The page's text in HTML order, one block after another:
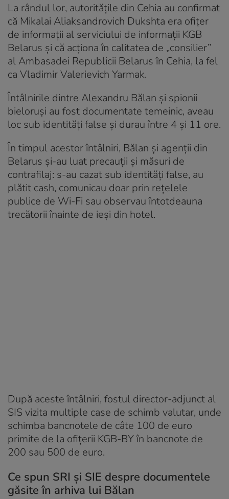
La rândul lor, autoritățile din Cehia au confirmat
că Mikalai Aliaksandrovich Dukshta era ofițer
de informații al serviciului de informații KGB
Belarus și că acționa în calitatea de „consilier”
al Ambasadei Republicii Belarus în Cehia, la fel
ca Vladimir Valerievich Yarmak.
Întâlnirile dintre Alexandru Bălan și spionii
bieloruși au fost documentate temeinic, aveau
loc sub identități false și durau între 4 și 11 ore.
În timpul acestor întâlniri, Bălan și agenții din
Belarus și-au luat precauții și măsuri de
contrafilaj: s-au cazat sub identități false, au
plătit cash, comunicau doar prin rețelele
publice de Wi-Fi sau observau întotdeauna
trecătorii înainte de ieși din hotel.
După aceste întâlniri, fostul director-adjunct al
SIS vizita multiple case de schimb valutar, unde
schimba bancnotele de câte 100 de euro
primite de la ofițerii KGB-BY în bancnote de
200 sau 500 de euro.
Ce spun SRI și SIE despre documentele
găsite în arhiva lui Bălan